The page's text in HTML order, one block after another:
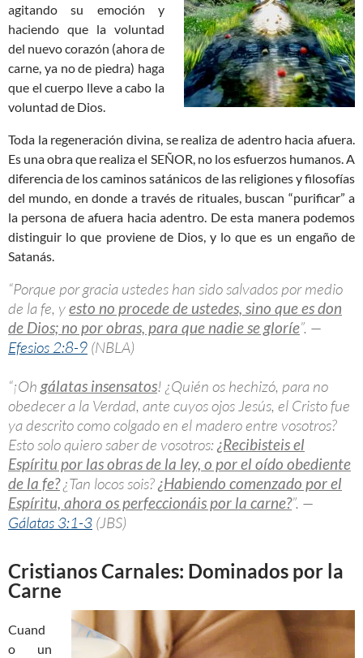
agitando su emoción y
haciendo que la voluntad
del nuevo corazón (ahora de
carne, ya no de piedra) haga
que el cuerpo lleve a cabo la
voluntad de Dios.
Toda la regeneración divina, se realiza de adentro hacia afuera.
Es una obra que realiza el SEÑOR, no los esfuerzos humanos. A
diferencia de los caminos satánicos de las religiones y filosofías
del mundo, en donde a través de rituales, buscan “purificar” a
la persona de afuera hacia adentro. De esta manera podemos
distinguir lo que proviene de Dios, y lo que es un engaño de
Satanás.
“Porque por gracia ustedes han sido salvados por medio
de la fe, yesto no procede de ustedes, sino que es don
de Dios; no por obras, para que nadie se gloríe”. —
Efesios 2:8-9 (NBLA)
“¡Ohgálatas insensatos! ¿Quién os hechizó, para no
obedecer a la Verdad, ante cuyos ojos Jesús, el Cristo fue
ya descrito como colgado en el madero entre vosotros?
Esto solo quiero saber de vosotros: ¿Recibisteis el
Espíritu por las obras de la ley, o por el oído obediente
de la fe?¿Tan locos sois?¿Habiendo comenzado por el
Espíritu, ahora os perfeccionáis por la carne?”. —
Gálatas 3:1-3 (JBS)
Cristianos Carnales: Dominados por la
Carne
Cuand
o un